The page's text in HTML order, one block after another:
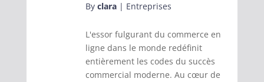
By clara| Entreprises
L'essor fulgurant du commerce en
ligne dans le monde redéfinit
entièrement les codes du succès
commercial moderne. Au cœur de